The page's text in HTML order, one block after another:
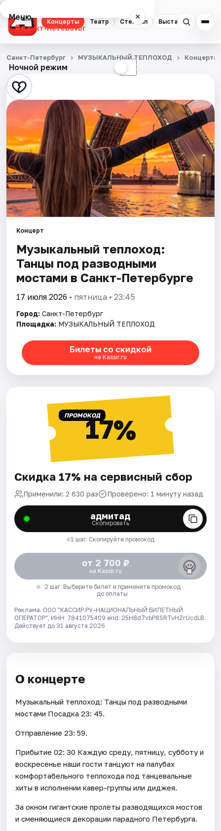
Концерты Театр Стендап Выставки
Меню ×
Санкт-Петербург
Концерты
Театр
Стендап
Выставки
Квесты
Экскурсии
Спорт
События
Города
Площадки
Артисты
Рейтинги
Ночной режим ☾
Санкт-Петербург МУЗЫКАЛЬНЫЙ ТЕПЛОХОД Концерты
Концерт
Музыкальный теплоход:
Танцы под разводными
мостами в Санкт-Петербурге
17 июля 2026 • пятница • 23:45
Город: Санкт-Петербург
Площадка: МУЗЫКАЛЬНЫЙ ТЕПЛОХОД
Билеты со скидкой
на Kassir.ru
ПРОМОКОД17%
Скидка 17% на сервисный сбор
Применили: 2 630 раз Проверено: 1 минуту назад
адмитад
Скопировать
1 шаг. Скопируйте промокод
от 2 700 ₽
на Kassir.ru
2 шаг. Выберите билет и примените промокод
до оплаты
Реклама. ООО "КАССИР.РУ-НАЦИОНАЛЬНЫЙ БИЛЕТНЫЙ
ОПЕРАТОР", ИНН: 7841075409 erid: 25H8d7vbP8SRTvHZrUcdLB.
Действует до 31 августа 2026
О концерте
Музыкальный теплоход: Танцы под разводными
мостами Посадка 23: 45.
Отправление 23: 59.
Прибытие 02: 30 Каждую среду, пятницу, субботу и
воскресенье наши гости танцуют на палубах
комфортабельного теплохода под танцевальные
хиты в исполнении кавер-группы или диджея.
За окном гигантские пролёты разводящихся мостов
и сменяющиеся декорации парадного Петербурга.